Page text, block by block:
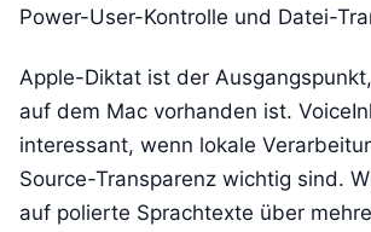
Power-User-Kontrolle und Datei-
Apple-Diktat ist der
auf dem Mac vorhanden ist.
interessant, wenn lokale
Source-Transparenz wichtig sind.
auf polierte Sprachtexte über